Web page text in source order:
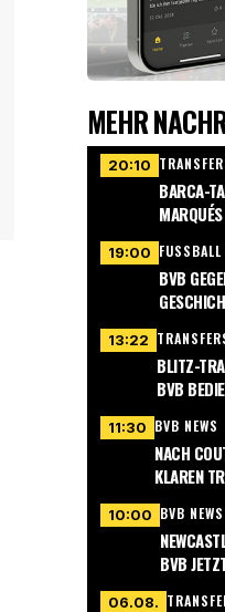
MEHR
20:10
BARCA-
19:00 FUSSBALL
BVB
13:22
BLITZ-
BVB
11:30 BVB NEWS
NACH
KLAREN
10:00 BVB NEWS
BVB
NMECHA?
06.08.